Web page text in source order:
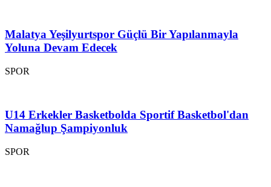
Malatya Yeşilyurtspor Güçlü Bir Yapılanmayla
Yoluna Devam Edecek
SPOR
U14 Erkekler Basketbolda Sportif Basketbol'dan
Namağlup Şampiyonluk
SPOR